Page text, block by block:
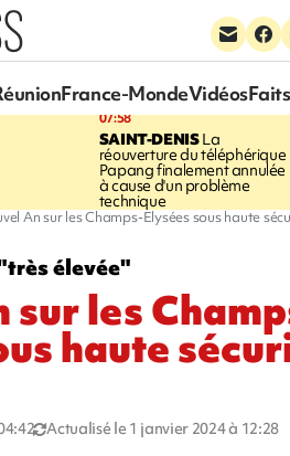
France-MondeVidéos
07:58
SAINT-DENISLa
réouverture du téléphérique
Papang finalement annulée
à cause d'un problème
technique
An sur les Champs-Elysées sous haute
élevée"
sur les
haute
Actualisé le 1 janvier 2024 à 12:28